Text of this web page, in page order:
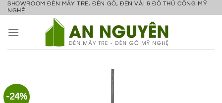
Bỏ
nội
SHOWROOM ĐÈN MÂY TRE, ĐÈN GỖ, ĐÈN VẢI & ĐỒ THỦ CÔNG MỸ
NGHỆ
-24%